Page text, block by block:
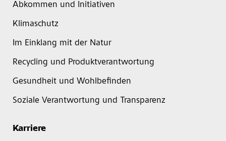
Abkommen und Initiativen
Klimaschutz
Im Einklang mit der Natur
Recycling und Produktverantwortung
Gesundheit und Wohlbefinden
Soziale Verantwortung und Transparenz
Karriere